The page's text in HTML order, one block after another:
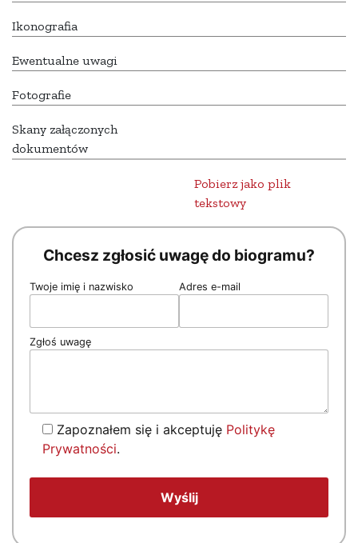
Ikonografia
Ewentualne uwagi
Fotografie
Skany załączonych
dokumentów
Pobierz jako plik
tekstowy
Chcesz zgłosić uwagę do biogramu?
Twoje imię i nazwisko Adres e-mail
Zgłoś uwagę
Zapoznałem się i akceptuję Politykę
Prywatności.